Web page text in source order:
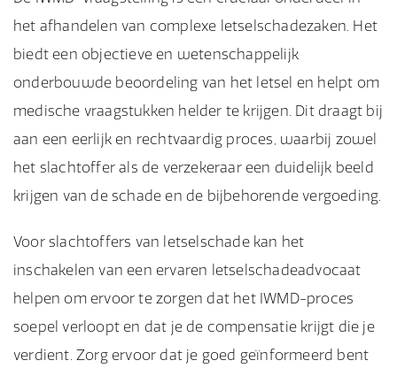
het afhandelen van complexe letselschadezaken. Het
biedt een objectieve en wetenschappelijk
onderbouwde beoordeling van het letsel en helpt om
medische vraagstukken helder te krijgen. Dit draagt bij
aan een eerlijk en rechtvaardig proces, waarbij zowel
het slachtoffer als de verzekeraar een duidelijk beeld
krijgen van de schade en de bijbehorende vergoeding.
Voor slachtoffers van letselschade kan het
inschakelen van een ervaren letselschadeadvocaat
helpen om ervoor te zorgen dat het IWMD-proces
soepel verloopt en dat je de compensatie krijgt die je
verdient. Zorg ervoor dat je goed geïnformeerd bent